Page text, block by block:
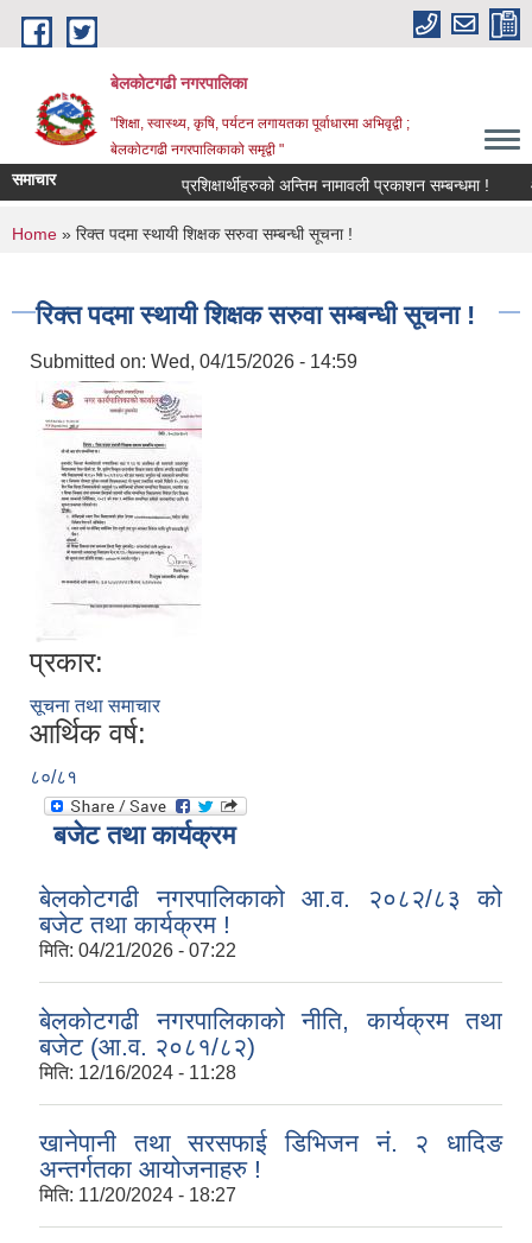
Skip to main content
बेलकोटगढी नगरपालिका
"शिक्षा, स्वास्थ्य, कृषि, पर्यटन लगायतका पूर्वाधारमा अभिवृद्वी ;
बेलकोटगढी नगरपालिकाको समृद्वी "
समाचार प्रशिक्षार्थीहरुको अन्तिम नामावली प्रकाशन सम्बन्धमा !
You are here
Home » रिक्त पदमा स्थायी शिक्षक सरुवा सम्बन्धी सूचना !
रिक्त पदमा स्थायी शिक्षक सरुवा सम्बन्धी सूचना !
Submitted on: Wed, 04/15/2026 - 14:59
प्रकार:
सूचना तथा समाचार
आर्थिक वर्ष:
८०/८१
बजेट तथा कार्यक्रम
बेलकोटगढी नगरपालिकाको आ.व. २०८२/८३ को
बजेट तथा कार्यक्रम !
मिति: 04/21/2026 - 07:22
बेलकोटगढी नगरपालिकाको नीति, कार्यक्रम तथा
बजेट (आ.व. २०८१/८२)
मिति: 12/16/2024 - 11:28
खानेपानी तथा सरसफाई डिभिजन नं. २ धादिङ
अन्तर्गतका आयोजनाहरु !
मिति: 11/20/2024 - 18:27